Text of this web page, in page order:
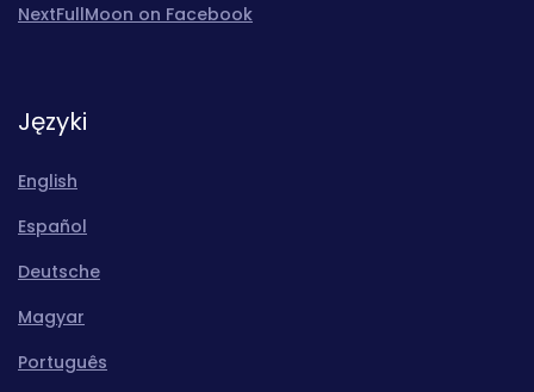
NextFullMoon on Facebook
Języki
English
Español
Deutsche
Magyar
Português